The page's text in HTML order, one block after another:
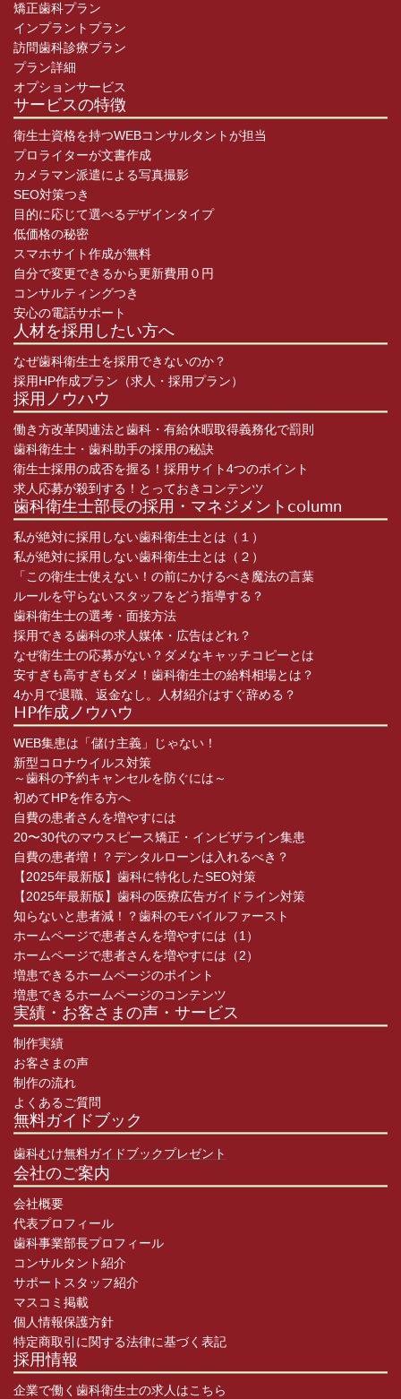
矯正歯科プラン
インプラントプラン
訪問歯科診療プラン
プラン詳細
オプションサービス
サービスの特徴
衛生士資格を持つWEBコンサルタントが担当
プロライターが文書作成
カメラマン派遣による写真撮影
SEO対策つき
目的に応じて選べるデザインタイプ
低価格の秘密
スマホサイト作成が無料
自分で変更できるから更新費用０円
コンサルティングつき
安心の電話サポート
人材を採用したい方へ
なぜ歯科衛生士を採用できないのか？
採用HP作成プラン（求人・採用プラン）
採用ノウハウ
働き方改革関連法と歯科・有給休暇取得義務化で罰則
歯科衛生士・歯科助手の採用の秘訣
衛生士採用の成否を握る！採用サイト4つのポイント
求人応募が殺到する！とっておきコンテンツ
歯科衛生士部長の採用・マネジメントcolumn
私が絶対に採用しない歯科衛生士とは（１）
私が絶対に採用しない歯科衛生士とは（２）
「この衛生士使えない！の前にかけるべき魔法の言葉
ルールを守らないスタッフをどう指導する？
歯科衛生士の選考・面接方法
採用できる歯科の求人媒体・広告はどれ？
なぜ衛生士の応募がない？ダメなキャッチコピーとは
安すぎも高すぎもダメ！歯科衛生士の給料相場とは？
4か月で退職、返金なし。人材紹介はすぐ辞める？
HP作成ノウハウ
WEB集患は「儲け主義」じゃない！
新型コロナウイルス対策
～歯科の予約キャンセルを防ぐには～
初めてHPを作る方へ
自費の患者さんを増やすには
20〜30代のマウスピース矯正・インビザライン集患
自費の患者増！？デンタルローンは入れるべき？
【2025年最新版】歯科に特化したSEO対策
【2025年最新版】歯科の医療広告ガイドライン対策
知らないと患者減！？歯科のモバイルファースト
ホームページで患者さんを増やすには（1）
ホームページで患者さんを増やすには（2）
増患できるホームページのポイント
増患できるホームページのコンテンツ
実績・お客さまの声・サービス
制作実績
お客さまの声
制作の流れ
よくあるご質問
無料ガイドブック
歯科むけ無料ガイドブックプレゼント
会社のご案内
会社概要
代表プロフィール
歯科事業部長プロフィール
コンサルタント紹介
サポートスタッフ紹介
マスコミ掲載
個人情報保護方針
特定商取引に関する法律に基づく表記
採用情報
企業で働く歯科衛生士の求人はこちら